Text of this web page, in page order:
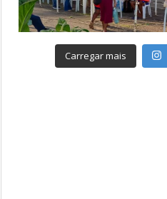
Carregar mais